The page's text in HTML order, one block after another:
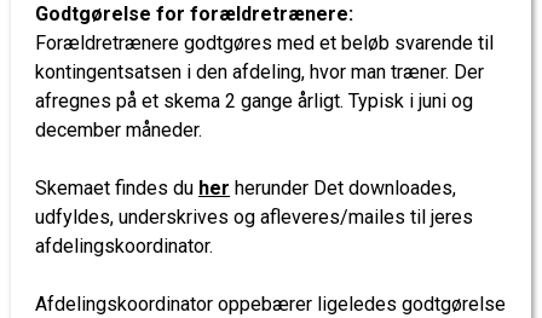
Godtgørelse for forældretrænere:
Forældretrænere godtgøres med et beløb svarende til
kontingentsatsen i den afdeling, hvor man træner. Der
afregnes på et skema 2 gange årligt. Typisk i juni og
december måneder.
Skemaet findes du her herunder Det downloades,
udfyldes, underskrives og afleveres/mailes til jeres
afdelingskoordinator.
Afdelingskoordinator oppebærer ligeledes godtgørelse